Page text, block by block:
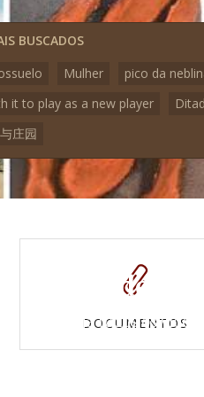
BUSCADOS
Mulher
pico da
it to play as a new player
庄园
DOCUMENTOS
Vídeos
Veja todos os vídeos